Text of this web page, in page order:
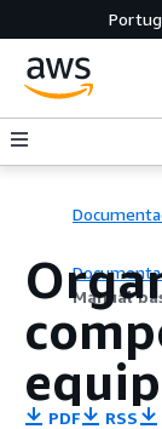
Manual
PDF RSS